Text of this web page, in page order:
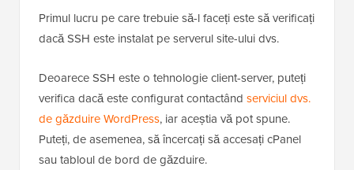
Primul lucru pe care trebuie să-l faceți este să verificați
dacă SSH este instalat pe serverul site-ului dvs.
Deoarece SSH este o tehnologie client-server, puteți
verifica dacă este configurat contactând serviciul dvs.
de găzduire WordPress, iar aceștia vă pot spune.
Puteți, de asemenea, să încercați să accesați cPanel
sau tabloul de bord de găzduire.